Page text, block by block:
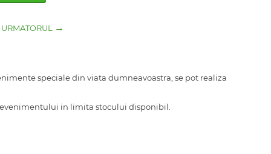
speciale din viata dumneavoastra, se pot realiza
in limita stocului disponibil.
URMATORUL